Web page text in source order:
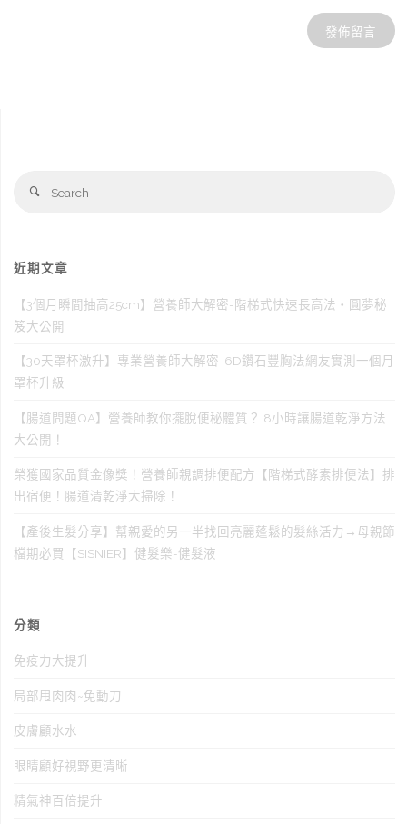
Search
近期文章
【3個月瞬間抽高25cm】營養師大解密-階梯式快速長高法‧圓夢秘
笈大公開
【30天罩杯激升】專業營養師大解密-6D鑽石豐胸法網友實測一個月
罩杯升級
【腸道問題QA】營養師教你擺脫便秘體質？ 8小時讓腸道乾淨方法
大公開！
榮獲國家品質金像獎！營養師親調排便配方【階梯式酵素排便法】排
出宿便！腸道清乾淨大掃除！
【產後生髮分享】幫親愛的另一半找回亮麗蓬鬆的髮絲活力→母親節
檔期必買【SISNIER】健髮樂-健髮液
分類
免疫力大提升
局部甩肉肉~免動刀
皮膚顧水水
眼睛顧好視野更清晰
精氣神百倍提升